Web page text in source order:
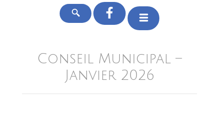
Conseil Municipal –
Janvier 2026